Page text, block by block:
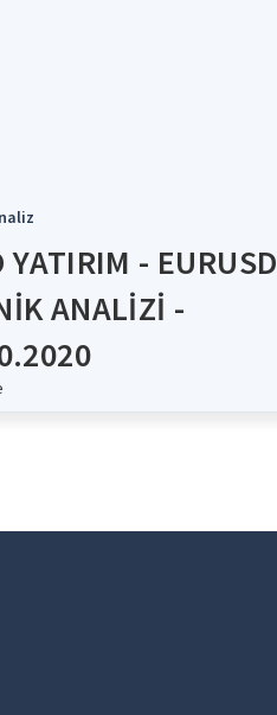
YATIRIM - EURUSD
ANALİZİ -